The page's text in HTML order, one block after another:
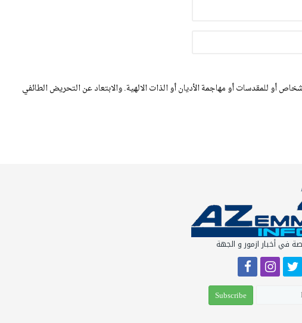
أو للمقدسات أو مهاجمة الأديان أو الذات الالهية. والابتعاد عن التحريض الطائفي
في أخبار ازمور و الجهة
Subscribe